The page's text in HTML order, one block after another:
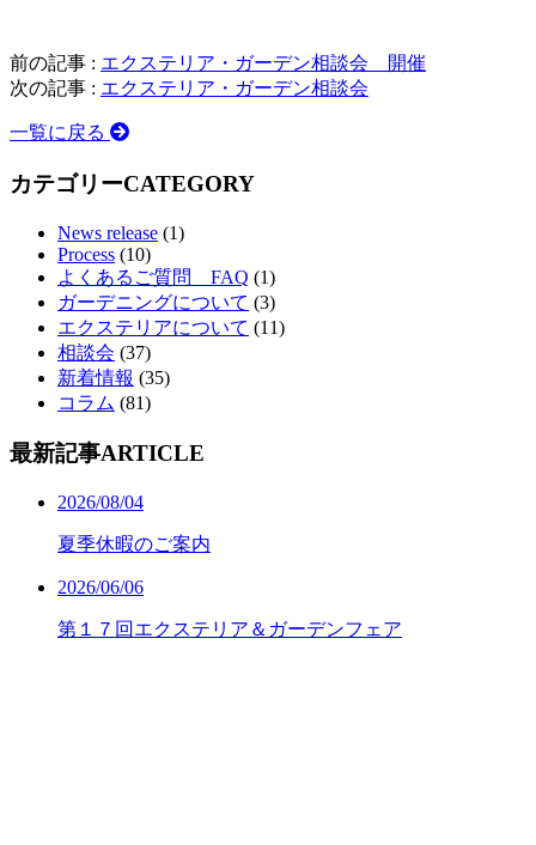
前の記事 : エクステリア・ガーデン相談会 開催
次の記事 : エクステリア・ガーデン相談会
一覧に戻る
カテゴリーCATEGORY
News release (1)
Process (10)
よくあるご質問 FAQ (1)
ガーデニングについて (3)
エクステリアについて (11)
相談会 (37)
新着情報 (35)
コラム (81)
最新記事ARTICLE
2026/08/04
夏季休暇のご案内
2026/06/06
第１７回エクステリア＆ガーデンフェア